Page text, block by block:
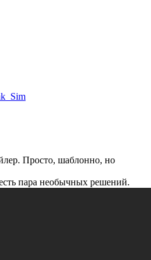
Просто, шаблонно, но
пара необычных решений.